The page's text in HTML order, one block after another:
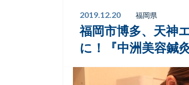
2019.12.20 福岡県
福岡市博多、天神
に！『中洲美容鍼